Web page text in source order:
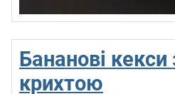
Бананові
крихтою